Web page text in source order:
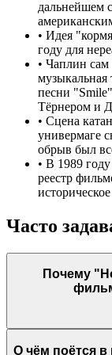
дальнейшем
• Идея
году для
• Чаплин сам
музыкальная
песни
Тёрнером и
• Сцена
универмаге
обрыв был
• В 1989
реестр
Часто
Почему
"Новые времена"
О чём поётся в